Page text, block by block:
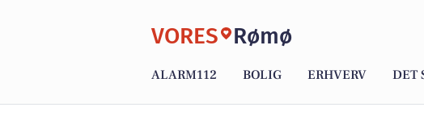
VORES Rømø
ALARM112 BOLIG ERHVERV DET